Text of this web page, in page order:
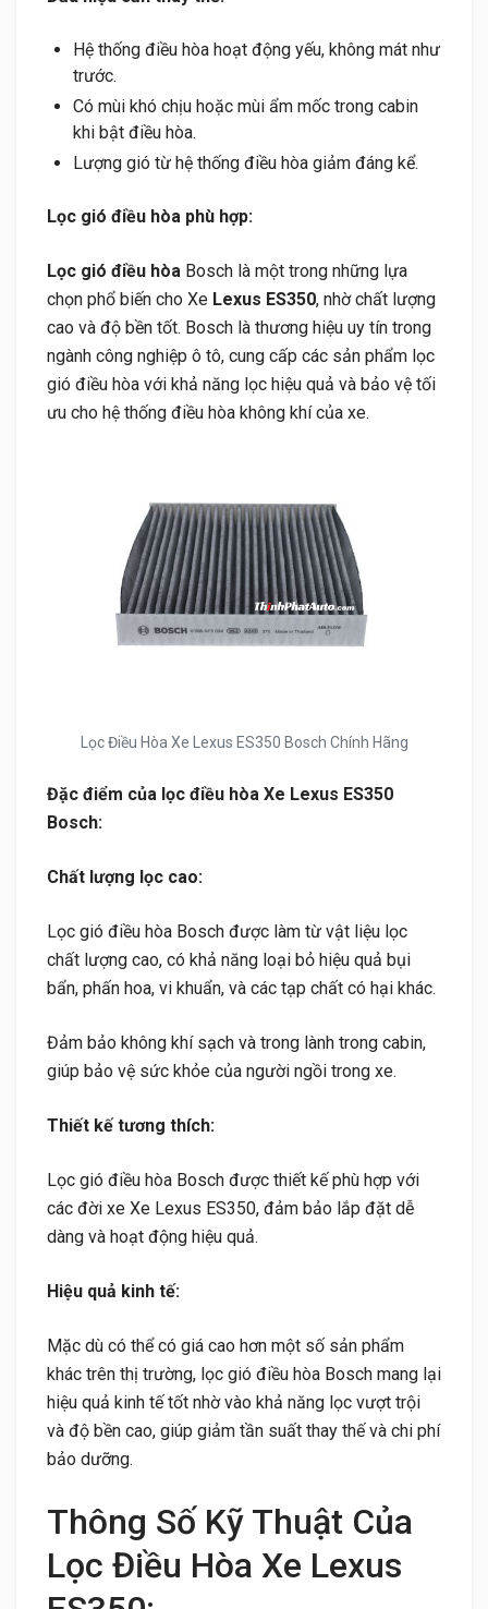
Hệ thống điều hòa hoạt động yếu, không mát như
trước.
Có mùi khó chịu hoặc mùi ẩm mốc trong cabin
khi bật điều hòa.
Lượng gió từ hệ thống điều hòa giảm đáng kể.
Lọc gió điều hòa phù hợp:
Lọc gió điều hòa Bosch là một trong những lựa
chọn phổ biến cho Xe Lexus ES350, nhờ chất lượng
cao và độ bền tốt. Bosch là thương hiệu uy tín trong
ngành công nghiệp ô tô, cung cấp các sản phẩm lọc
gió điều hòa với khả năng lọc hiệu quả và bảo vệ tối
ưu cho hệ thống điều hòa không khí của xe.
Lọc Điều Hòa Xe Lexus ES350 Bosch Chính Hãng
Đặc điểm của lọc điều hòa Xe Lexus ES350
Bosch:
Chất lượng lọc cao:
Lọc gió điều hòa Bosch được làm từ vật liệu lọc
chất lượng cao, có khả năng loại bỏ hiệu quả bụi
bẩn, phấn hoa, vi khuẩn, và các tạp chất có hại khác.
Đảm bảo không khí sạch và trong lành trong cabin,
giúp bảo vệ sức khỏe của người ngồi trong xe.
Thiết kế tương thích:
Lọc gió điều hòa Bosch được thiết kế phù hợp với
các đời xe Xe Lexus ES350, đảm bảo lắp đặt dễ
dàng và hoạt động hiệu quả.
Hiệu quả kinh tế:
Mặc dù có thể có giá cao hơn một số sản phẩm
khác trên thị trường, lọc gió điều hòa Bosch mang lại
hiệu quả kinh tế tốt nhờ vào khả năng lọc vượt trội
và độ bền cao, giúp giảm tần suất thay thế và chi phí
bảo dưỡng.
Thông Số Kỹ Thuật Của
Lọc Điều Hòa Xe Lexus